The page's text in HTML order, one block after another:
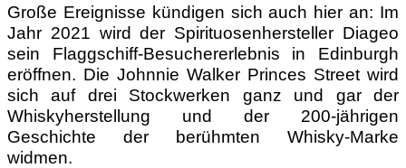
Große Ereignisse kündigen sich auch hier an: Im
Jahr 2021 wird der Spirituosenhersteller Diageo
sein Flaggschiff-Besuchererlebnis in Edinburgh
eröffnen. Die Johnnie Walker Princes Street wird
sich auf drei Stockwerken ganz und gar der
Whiskyherstellung und der 200-jährigen
Geschichte der berühmten Whisky-Marke
widmen.